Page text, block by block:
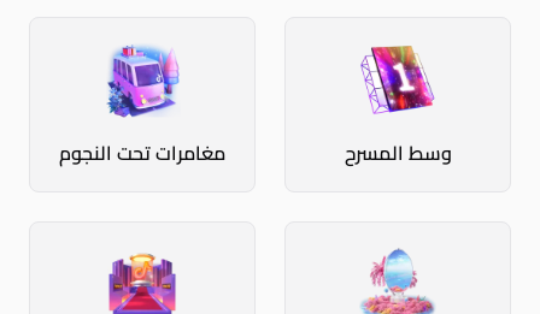
مغامرات تحت النجوم وسط المسرح